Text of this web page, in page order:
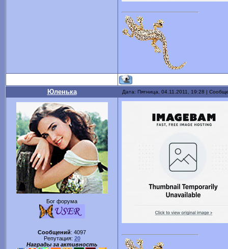
Юленька Дата: Пятница, 04.11.2011, 19:28 |
Бог форума
Сообщений: 4097
Репутация: 20
Награды за активность